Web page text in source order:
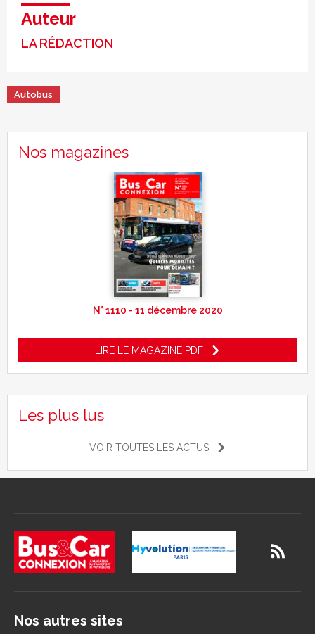
Auteur
LA RÉDACTION
Autobus
Nos magazines
N° 1110 - 11 décembre 2020
LIRE LE MAGAZINE PDF
Les plus lus
VOIR TOUTES LES ACTUS
Nos autres sites